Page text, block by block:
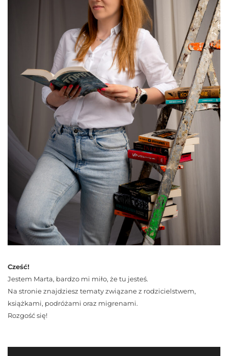
Cześć!
Jestem Marta, bardzo mi miło, że tu jesteś.
Na stronie znajdziesz tematy związane z rodzicielstwem,
książkami, podróżami oraz migrenami.
Rozgość się!